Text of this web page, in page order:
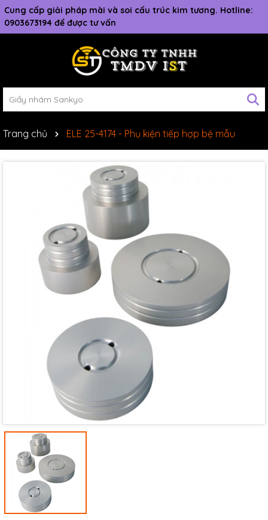
Cung cấp giải pháp mài và soi cấu trúc kim tương. Hotline:
0903673194 để được tư vấn
Trang chủ ELE 25-4174 - Phụ kiện tiếp hợp bệ mẫu
Ngày hết hạn:
Điều kiện: